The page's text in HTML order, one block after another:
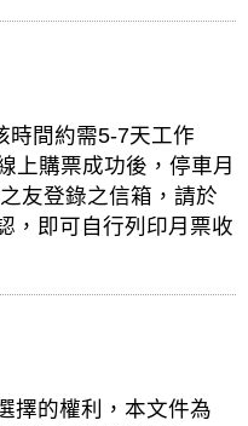
時間約需5-7天工作
上購票成功後，停車月
友登錄之信箱，請於
，即可自行列印月票收
擇的權利，本文件為